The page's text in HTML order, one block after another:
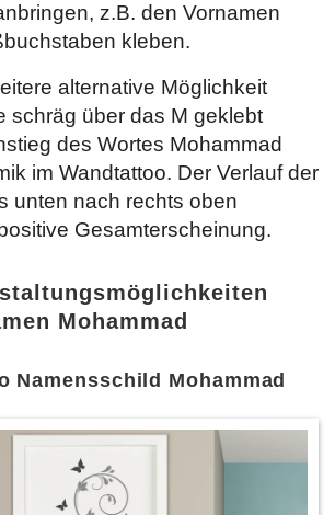
z.B. den Vornamen
kleben.
alternative Möglichkeit
schräg über das M geklebt
des Wortes Mohammad
im Wandtattoo. Der Verlauf der
unten nach rechts oben
Gesamterscheinung.
Mohammad
Namensschild Mohammad